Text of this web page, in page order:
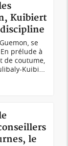
Kuibiert
se
prélude à
de coutume,
Kuibi...
le